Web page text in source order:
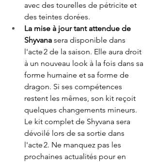
avec des tourelles de pétricite et
des teintes dorées.
La mise à jour tant attendue de
Shyvana sera disponible dans
l'acte 2 de la saison. Elle aura droit
à un nouveau look à la fois dans sa
forme humaine et sa forme de
dragon. Si ses compétences
restent les mêmes, son kit reçoit
quelques changements mineurs.
Le kit complet de Shyvana sera
dévoilé lors de sa sortie dans
l'acte 2. Ne manquez pas les
prochaines actualités pour en